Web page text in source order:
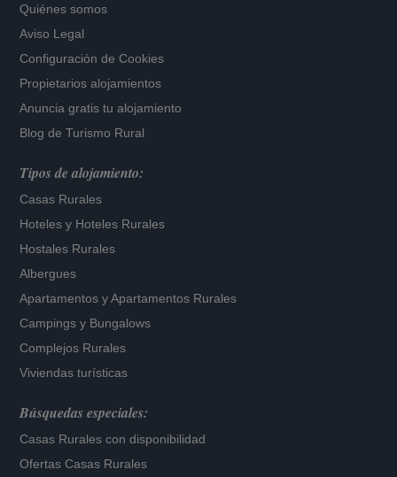
Quiénes somos
Aviso Legal
Configuración de Cookies
Propietarios alojamientos
Anuncia gratis tu alojamiento
Blog de Turismo Rural
Tipos de alojamiento:
Casas Rurales
Hoteles y Hoteles Rurales
Hostales Rurales
Albergues
Apartamentos yApartamentos Rurales
Campings y Bungalows
Complejos Rurales
Viviendas turísticas
Búsquedas especiales:
Casas Rurales con disponibilidad
Ofertas Casas Rurales